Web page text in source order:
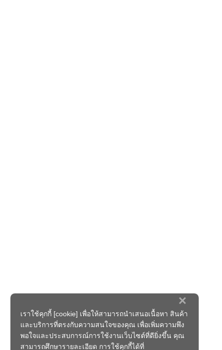
×
เราใช้คุกกี้ [cookie] เพื่อให้สามารถนำเสนอเนื้อหา สินค้า
และบริการที่ตรงกับความสนใจของคุณ เพื่อเพิ่มความพึง
พอใจและประสบการณ์การใช้งานเว็บไซต์ที่ดียิ่งขึ้น คุณ
สามารถศึกษารายละเอียด การใช้คุกกี้ได้ที่